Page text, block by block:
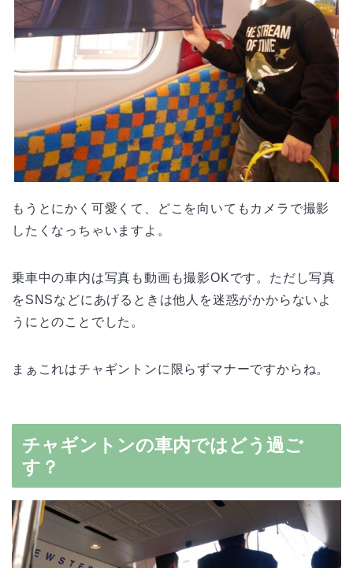
もうとにかく可愛くて、どこを向いてもカメラで撮影
したくなっちゃいますよ。
乗車中の車内は写真も動画も撮影OKです。ただし写真
をSNSなどにあげるときは他人を迷惑がかからないよ
うにとのことでした。
まぁこれはチャギントンに限らずマナーですからね。
チャギントンの車内ではどう過ご
す？